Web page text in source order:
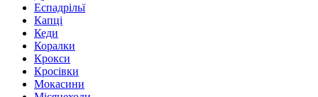
Еспадрільї
Капці
Кеди
Коралки
Крокси
Кросівки
Мокасини